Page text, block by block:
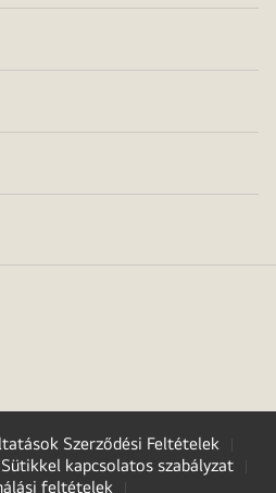
Szerződési Feltételek
Sütikkel kapcsolatos szabályzat
feltételek